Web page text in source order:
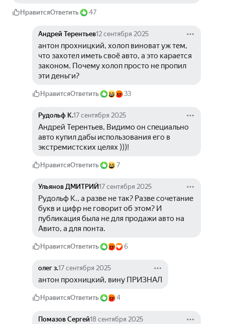
НравитсяОтветить 47
Андрей Терентьев12 сентября 2025
антон прохницкий, холоп виноват уж тем,
что захотел иметь своё авто, а это карается
законом. Почему холоп просто не пропил
эти деньги?
НравитсяОтветить 33
Рудольф К.17 сентября 2025
Андрей Терентьев, Видимо он специально
авто купил дабы использования его в
экстремистских целях )))!
НравитсяОтветить 7
Ульянов ДМИТРИЙ17 сентября 2025
Рудольф К., а разве не так? Разве сочетание
букв и цифр не говорит об этом? И
публикация была не для продажи авто на
Авито, а для понта.
НравитсяОтветить 6
олег з.17 сентября 2025
антон прохницкий, вину ПРИЗНАЛ
НравитсяОтветить 4
Помазов Сергей18 сентября 2025